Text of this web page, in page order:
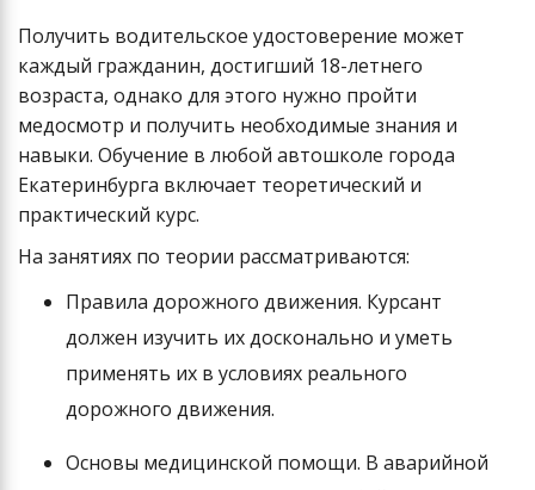
Получить водительское удостоверение может
каждый гражданин, достигший 18-летнего
возраста, однако для этого нужно пройти
медосмотр и получить необходимые знания и
навыки. Обучение в любой автошколе города
Екатеринбурга включает теоретический и
практический курс.
На занятиях по теории рассматриваются:
Правила дорожного движения. Курсант
должен изучить их досконально и уметь
применять их в условиях реального
дорожного движения.
Основы медицинской помощи. В аварийной